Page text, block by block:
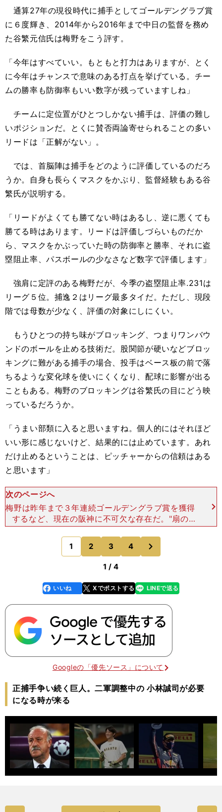
通算27年の現役時代に捕手としてゴールデングラブ賞
に６度輝き、2014年から2016年まで中日の監督を務め
た谷繁元信氏は梅野をこう評す。
「今年はすべていい。もともと打力はありますが、とく
に今年はチャンスで意味のある打点を挙げている。チー
ムの勝率も防御率もいい数字が残っていますしね」
チームに定位置がひとつしかない捕手は、評価の難し
いポジションだ。とくに賛否両論寄せられることの多い
リードは「正解がない」。
では、首脳陣は捕手をどのように評価しているのだろ
うか。自身も長らくマスクをかぶり、監督経験もある谷
繁氏が説明する。
「リードがよくても勝てない時はあるし、逆に悪くても
勝てる時はあります。リードは評価しづらいものだか
ら、マスクをかぶっていた時の防御率と勝率、それに盗
塁阻止率、パスボールの少なさなど数字で評価します」
強肩に定評のある梅野だが、今季の盗塁阻止率.231は
リーグ５位。捕逸２はリーグ最多タイだ。ただし、現段
階では母数が少なく、評価の対象にしにくい。
もうひとつの持ち味がブロッキング、つまりワンバウ
ンドのボールを止める技術だ。股関節が硬いなどブロッ
キングに難がある捕手の場合、投手はベース板の前で落
ちるような変化球を使いにくくなり、配球に影響が出る
こともある。梅野のブロッキングは谷繁氏の目にどう映
っているだろうか。
「うまい部類に入ると思いますね。個人的にはそれほど
いい形に感じないけど、結果的には止めています。あれ
だけ止めるということは、ピッチャーからの信頼はある
と思います」
次のページへ
梅野は昨年まで３年連続ゴールデングラブ賞を獲得
するなど、現在の阪神に不可欠な存在だ。"扇の
要"が決まることで、チームはシーズントータルの
戦い方を計算しやすくなる。加えて、投手が打席に
立つセ・リーグで一
1 2 3 4
のページへ
1 / 4
faceboo
k
いいね Xでポストする
line LINEで送る
Googleの「優先ソース」について
正捕手争い続く巨人。二軍調整中の 小林誠司が必要
になる時が来る